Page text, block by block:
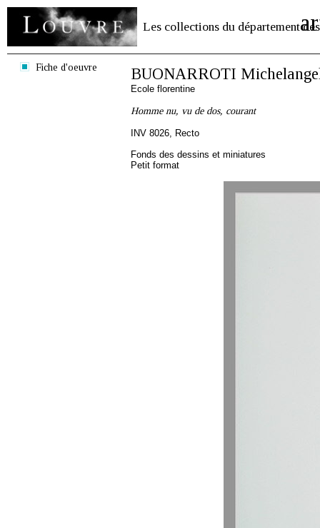
Les collections du département des
Fiche d'oeuvre BUONARROTI
Ecole florentine
Homme nu, vu de dos, courant
INV 8026, Recto
Fonds des dessins et miniatures
Petit format